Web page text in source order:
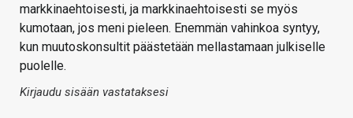
markkinaehtoisesti, ja markkinaehtoisesti se myös
kumotaan, jos meni pieleen. Enemmän vahinkoa syntyy,
kun muutoskonsultit päästetään mellastamaan julkiselle
puolelle.
Kirjaudu sisään vastataksesi